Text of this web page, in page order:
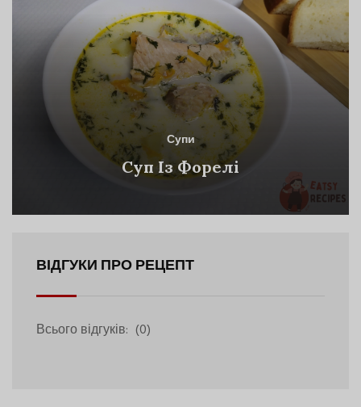
Супи
Суп Із Форелі
ВІДГУКИ ПРО РЕЦЕПТ
Всього відгуків: (0)